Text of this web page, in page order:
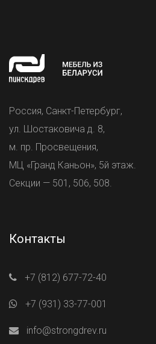
Россия, Санкт-Петербург,
ул. Шостаковича д. 8,
м. пр. Просвещения,
МЦ «Гранд Каньон», 5й этаж.
Секции — 501, 506, 508.
Контакты
+7 (812) 677-72-40
+7 (931) 33-77-001
info@strongdrev.ru